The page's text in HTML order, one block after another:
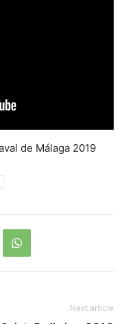
Next article